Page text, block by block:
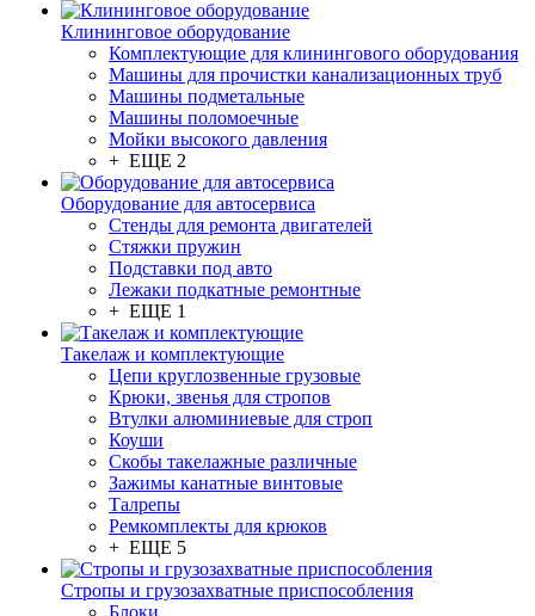
Клининговое оборудование
Комплектующие для клинингового оборудования
Машины для прочистки канализационных труб
Машины подметальные
Машины поломоечные
Мойки высокого давления
+ ЕЩЕ 2
Оборудование для автосервиса
Стенды для ремонта двигателей
Стяжки пружин
Подставки под авто
Лежаки подкатные ремонтные
+ ЕЩЕ 1
Такелаж и комплектующие
Цепи круглозвенные грузовые
Крюки, звенья для стропов
Втулки алюминиевые для строп
Коуши
Скобы такелажные различные
Зажимы канатные винтовые
Талрепы
Ремкомплекты для крюков
+ ЕЩЕ 5
Стропы и грузозахватные приспособления
Блоки